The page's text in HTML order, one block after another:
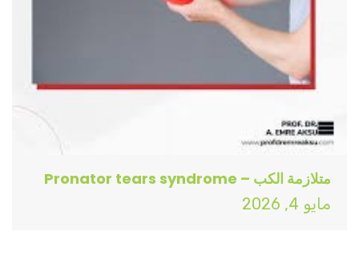
متلازمة الكب – Pronator tears syndrome
مايو 4, 2026